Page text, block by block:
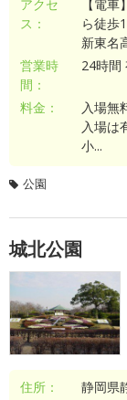
アクセ
ス：
【電
ら徒歩
新東名
営業時
間：
24時間
料金：
入場無
入場は
小...
公園
城北公園
住所：
静岡県